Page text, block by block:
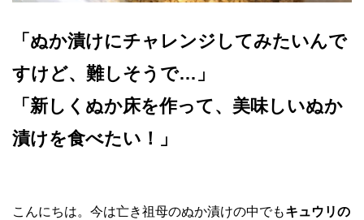
「ぬか漬けにチャレンジしてみたいんで
すけど、難しそうで…」
「新しくぬか床を作って、美味しいぬか
漬けを食べたい！」
こんにちは。今は亡き祖母のぬか漬けの中でもキュウリの